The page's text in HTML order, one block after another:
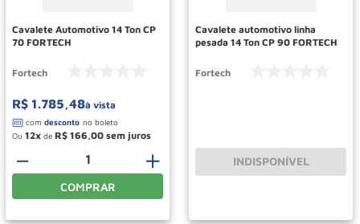
Cavalete Automotivo 14 Ton CP
70 FORTECH
Fortech
R$ 1.785,48à vista
Ou 12 de R$ 166 00
＋
－
COMPRAR
Cavalete automotivo linha
pesada 14 Ton CP 90 FORTECH
Fortech
INDISPONÍVEL